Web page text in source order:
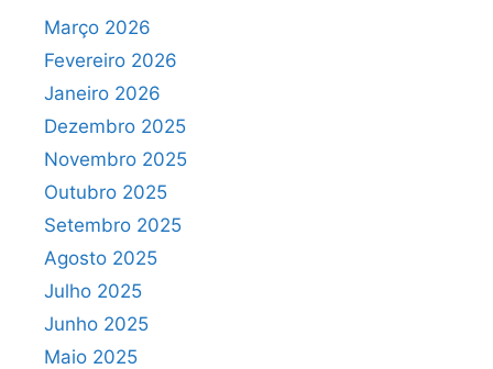
Março 2026
Fevereiro 2026
Janeiro 2026
Dezembro 2025
Novembro 2025
Outubro 2025
Setembro 2025
Agosto 2025
Julho 2025
Junho 2025
Maio 2025